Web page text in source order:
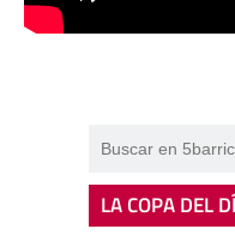
LA COPA DEL